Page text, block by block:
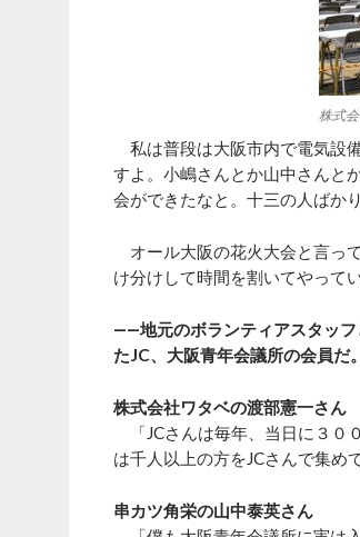
株式
私は普段は大阪市内で電気設
すよ。小嶋さんとか山中さんと
会ができたなと。十三の人ばか
オール大阪の花火大会と言っ
け分けして時間を割いてやって
――地元のボランティアスタッ
たJC、大阪青年会議所の会員だ。
株式会社ワタベの渡部憲一さん
「JCさんは毎年、当日に３０
は千人以上の方をJCさんで集め
串カツ角栄の山中泰英さん